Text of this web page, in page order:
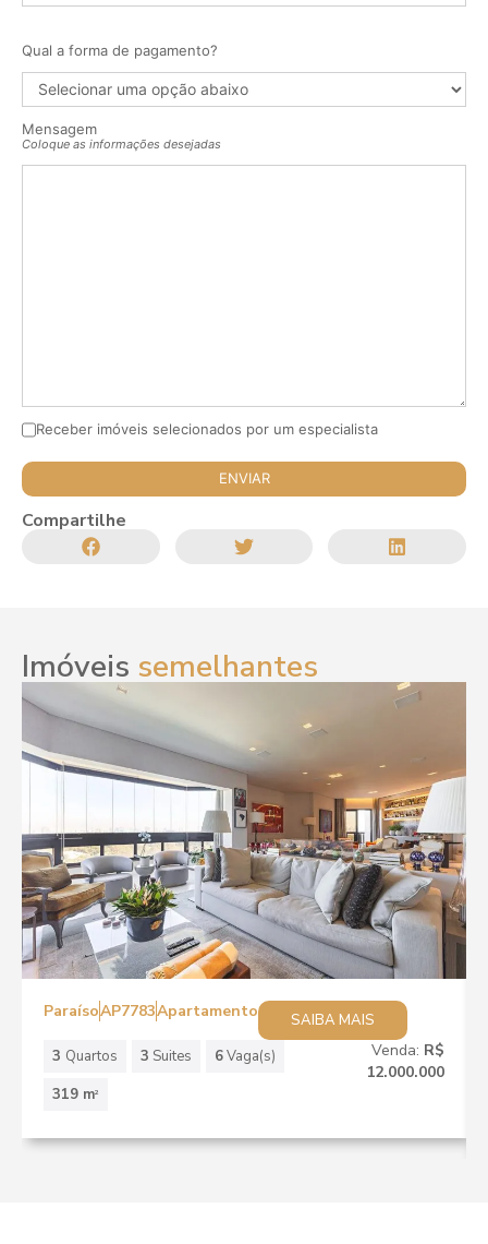
Qual a forma de pagamento?
Mensagem
Coloque as informações desejadas
Receber imóveis selecionados por um especialista
Compartilhe
Imóveis semelhantes
ParaísoAP7783Apartamento
SAIBA MAIS
3 Quartos 3 Suites 6Vaga(s)
319 m2
Venda: R$
12.000.000